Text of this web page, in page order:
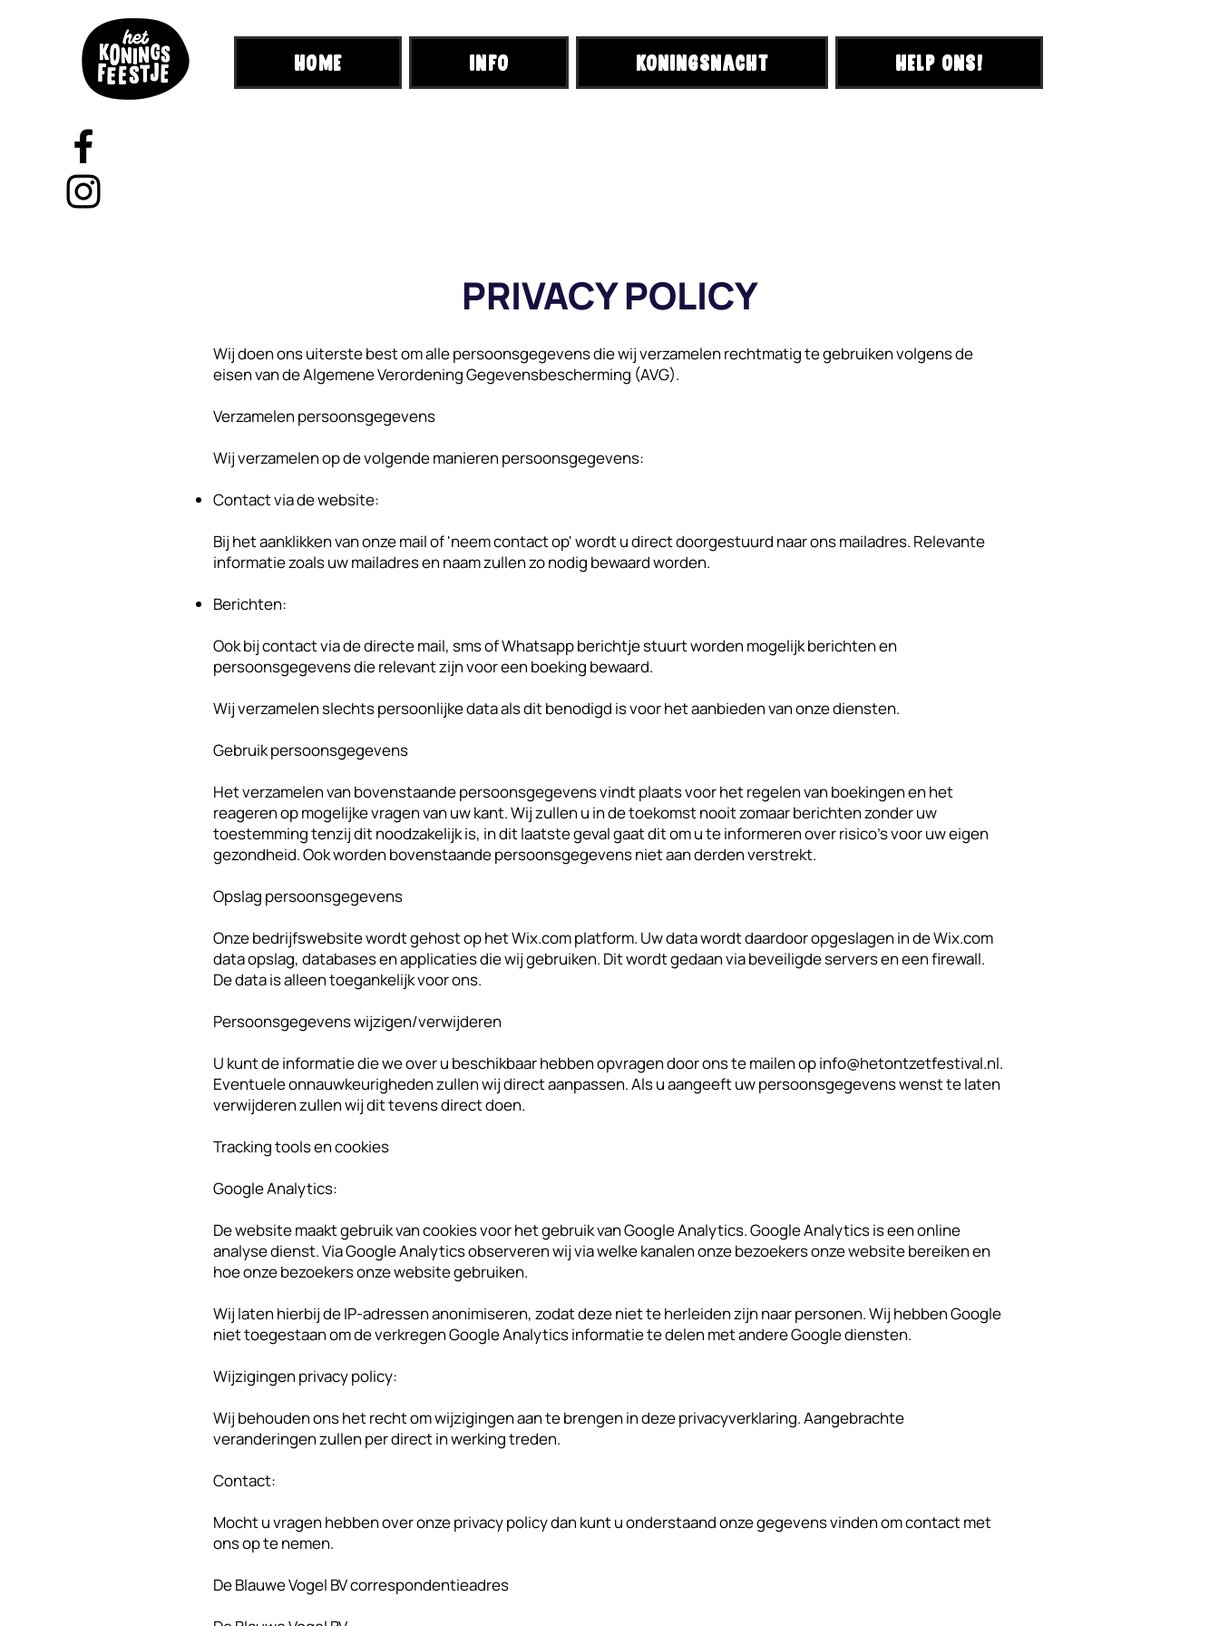
HOME INFO KONINGSNACHT HELP ONS!
PRIVACY POLICY
Wij doen ons uiterste best om alle persoonsgegevens die wij verzamelen rechtmatig te gebruiken volgens de
eisen van de Algemene Verordening Gegevensbescherming (AVG).
Verzamelen persoonsgegevens
Wij verzamelen op de volgende manieren persoonsgegevens:
Contact via de website:
Bij het aanklikken van onze mail of 'neem contact op' wordt u direct doorgestuurd naar ons mailadres. Relevante
informatie zoals uw mailadres en naam zullen zo nodig bewaard worden.
Berichten:
Ook bij contact via de directe mail, sms of Whatsapp berichtje stuurt worden mogelijk berichten en
persoonsgegevens die relevant zijn voor een boeking bewaard.
Wij verzamelen slechts persoonlijke data als dit benodigd is voor het aanbieden van onze diensten.
Gebruik persoonsgegevens
Het verzamelen van bovenstaande persoonsgegevens vindt plaats voor het regelen van boekingen en het
reageren op mogelijke vragen van uw kant. Wij zullen u in de toekomst nooit zomaar berichten zonder uw
toestemming tenzij dit noodzakelijk is, in dit laatste geval gaat dit om u te informeren over risico's voor uw eigen
gezondheid. Ook worden bovenstaande persoonsgegevens niet aan derden verstrekt.
Opslag persoonsgegevens
Onze bedrijfswebsite wordt gehost op het Wix.com platform. Uw data wordt daardoor opgeslagen in de Wix.com
data opslag, databases en applicaties die wij gebruiken. Dit wordt gedaan via beveiligde servers en een firewall.
De data is alleen toegankelijk voor ons.
Persoonsgegevens wijzigen/verwijderen
U kunt de informatie die we over u beschikbaar hebben opvragen door ons te mailen opinfo@hetontzetfestival.nl.
Eventuele onnauwkeurigheden zullen wij direct aanpassen. Als u aangeeft uw persoonsgegevens wenst te laten
verwijderen zullen wij dit tevens direct doen.
Tracking tools en cookies
Google Analytics:
De website maakt gebruik van cookies voor het gebruik van Google Analytics. Google Analytics is een online
analyse dienst. Via Google Analytics observeren wij via welke kanalen onze bezoekers onze website bereiken en
hoe onze bezoekers onze website gebruiken.
Wij laten hierbij de IP-adressen anonimiseren, zodat deze niet te herleiden zijn naar personen. Wij hebben Google
niet toegestaan om de verkregen Google Analytics informatie te delen met andere Google diensten.
Wijzigingen privacy policy:
Wij behouden ons het recht om wijzigingen aan te brengen in deze privacyverklaring. Aangebrachte
veranderingen zullen per direct in werking treden.
Contact:
Mocht u vragen hebben over onze privacy policy dan kunt u onderstaand onze gegevens vinden om contact met
ons op te nemen.
De Blauwe Vogel BV correspondentieadres